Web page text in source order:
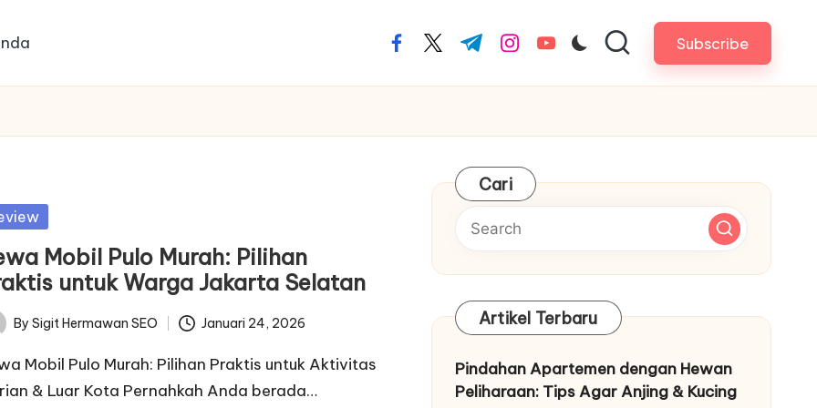
facebook.com
twitter.com
t.me instagram.com
youtube.com Subscribe
Mobil Pulo Murah: Pilihan
untuk Warga Jakarta Selatan
By Sigit Hermawan SEO Januari 24, 2026
Mobil Pulo Murah: Pilihan Praktis untuk Aktivitas
& Luar Kota Pernahkah Anda berada…
Cari
Artikel Terbaru
Pindahan Apartemen dengan Hewan
Peliharaan: Tips Agar Anjing & Kucing